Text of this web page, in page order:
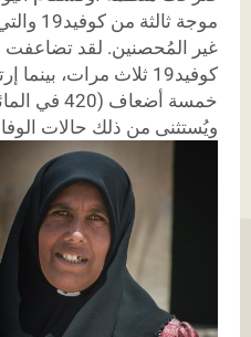
غير المُحصنين. لقد تضاعفت
كوفيد19 ثلاث مرات،
خمسة
ويُستثنى من ذلك حالات